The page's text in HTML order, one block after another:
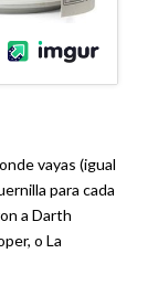
vayas (igual
para cada
a Darth
o La